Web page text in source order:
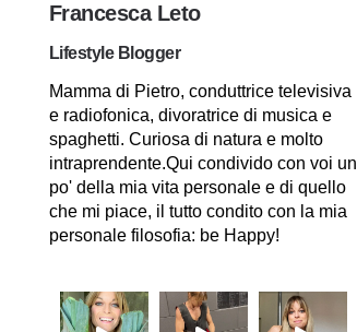
Francesca Leto
Lifestyle Blogger
Mamma di Pietro, conduttrice televisiva
e radiofonica, divoratrice di musica e
spaghetti. Curiosa di natura e molto
intraprendente.Qui condivido con voi un
po' della mia vita personale e di quello
che mi piace, il tutto condito con la mia
personale filosofia: be Happy!